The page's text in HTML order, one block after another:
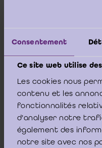
Consentement
Ce site web utilise
Les cookies nous
contenu et les
fonctionnalités
d'analyser notre
également des
notre site avec nos
possible que
Si les statuts
relatives à la
cependant
constatée par un
l’article 2:5, §4, 1°